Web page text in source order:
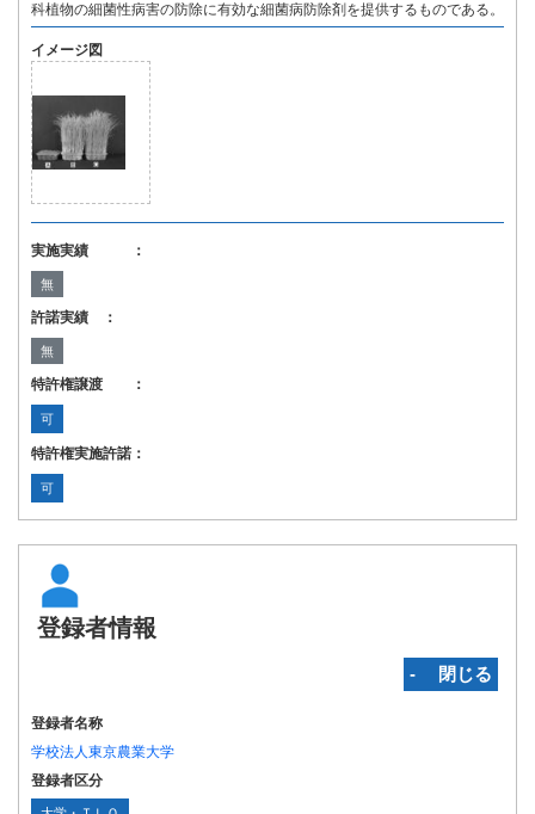
科植物の細菌性病害の防除に有効な細菌病防除剤を提供するものである。
イメージ図
実施実績 ：
無
許諾実績 ：
無
特許権譲渡 ：
可
特許権実施許諾：
可
登録者情報
‐ 閉じる
登録者名称
学校法人東京農業大学
登録者区分